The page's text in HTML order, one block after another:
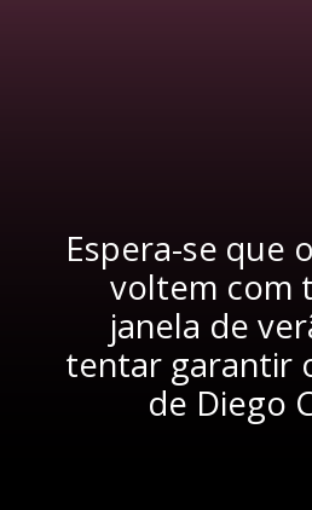
Espera-se que
voltem com
janela de
tentar garantir
de Diego